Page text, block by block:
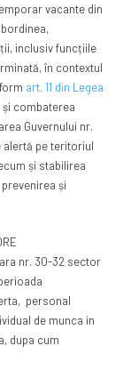
vacante din
inclusiv funcțiile
în contextul
art. 11 din Legea
combaterea
Guvernului nr.
alertă pe teritoriul
și stabilirea
și
nr. 30-32 sector
personal
de munca in
dupa cum